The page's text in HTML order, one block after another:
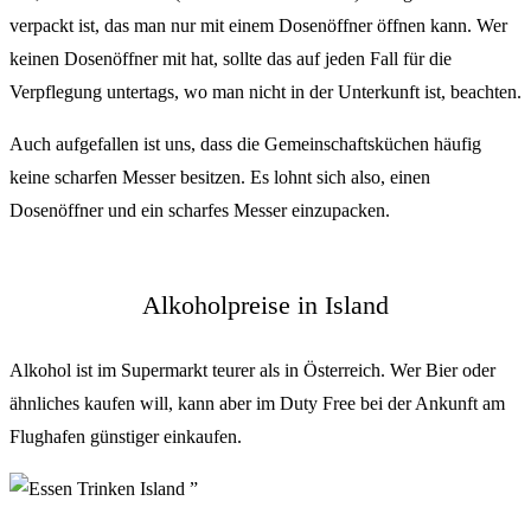
verpackt ist, das man nur mit einem Dosenöffner öffnen kann. Wer
keinen Dosenöffner mit hat, sollte das auf jeden Fall für die
Verpflegung untertags, wo man nicht in der Unterkunft ist, beachten.
Auch aufgefallen ist uns, dass die Gemeinschaftsküchen häufig
keine scharfen Messer besitzen. Es lohnt sich also, einen
Dosenöffner und ein scharfes Messer einzupacken.
Alkoholpreise in Island
Alkohol ist im Supermarkt teurer als in Österreich. Wer Bier oder
ähnliches kaufen will, kann aber im Duty Free bei der Ankunft am
Flughafen günstiger einkaufen.